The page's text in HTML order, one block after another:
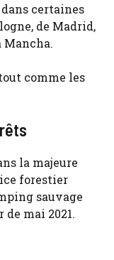
certaines
de Madrid,
Mancha.
comme les
la majeure
forestier
sauvage
mai 2021.